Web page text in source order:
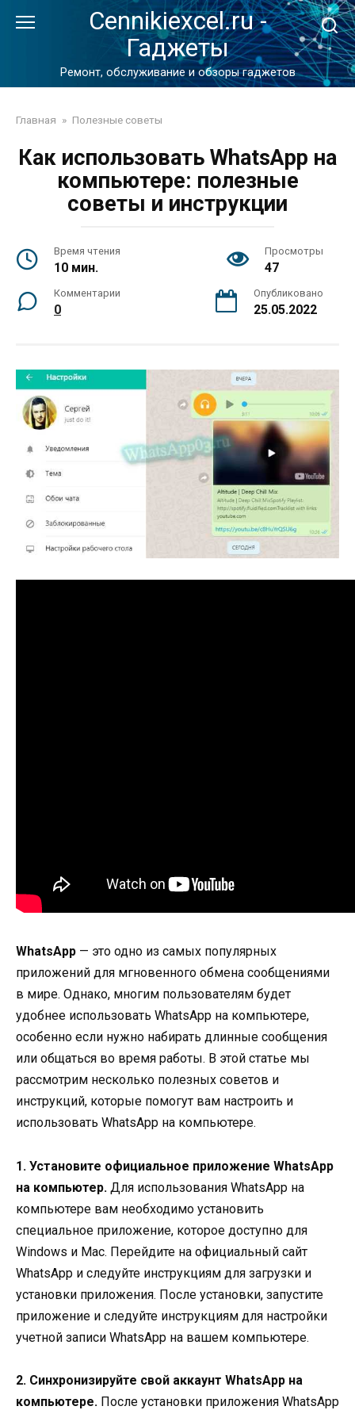
Cennikiexcel.ru -
Гаджеты
Ремонт, обслуживание и обзоры гаджетов
Главная » Полезные советы
Как использовать WhatsApp на
компьютере: полезные
советы и инструкции
Время чтения
10 мин.
Просмотры
47
Комментарии
0
Опубликовано
25.05.2022
WhatsApp — это одно из самых популярных
приложений для мгновенного обмена сообщениями
в мире. Однако, многим пользователям будет
удобнее использовать WhatsApp на компьютере,
особенно если нужно набирать длинные сообщения
или общаться во время работы. В этой статье мы
рассмотрим несколько полезных советов и
инструкций, которые помогут вам настроить и
использовать WhatsApp на компьютере.
1. Установите официальное приложение WhatsApp
на компьютер. Для использования WhatsApp на
компьютере вам необходимо установить
специальное приложение, которое доступно для
Windows и Mac. Перейдите на официальный сайт
WhatsApp и следуйте инструкциям для загрузки и
установки приложения. После установки, запустите
приложение и следуйте инструкциям для настройки
учетной записи WhatsApp на вашем компьютере.
2. Синхронизируйте свой аккаунт WhatsApp на
компьютере. После установки приложения WhatsApp